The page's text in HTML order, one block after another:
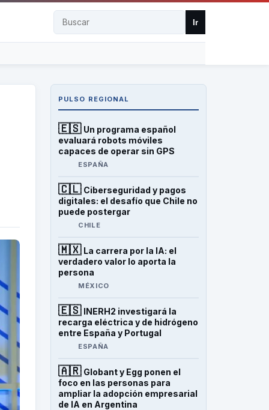
Buscar Ir
PULSO REGIONAL
🇪🇸 Un programa español
evaluará robots móviles
capaces de operar sin GPS
ESPAÑA
🇨🇱 Ciberseguridad y pagos
digitales: el desafío que Chile no
puede postergar
CHILE
🇲🇽 La carrera por la IA: el
verdadero valor lo aporta la
persona
MÉXICO
🇪🇸 INERH2 investigará la
recarga eléctrica y de hidrógeno
entre España y Portugal
ESPAÑA
🇦🇷 Globant y Egg ponen el
foco en las personas para
ampliar la adopción empresarial
de IA en Argentina